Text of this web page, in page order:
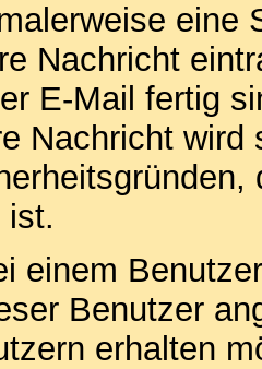
eine
Nachricht
E-Mail fertig
Nachricht
ist.
einem
Benutzer
erhalten